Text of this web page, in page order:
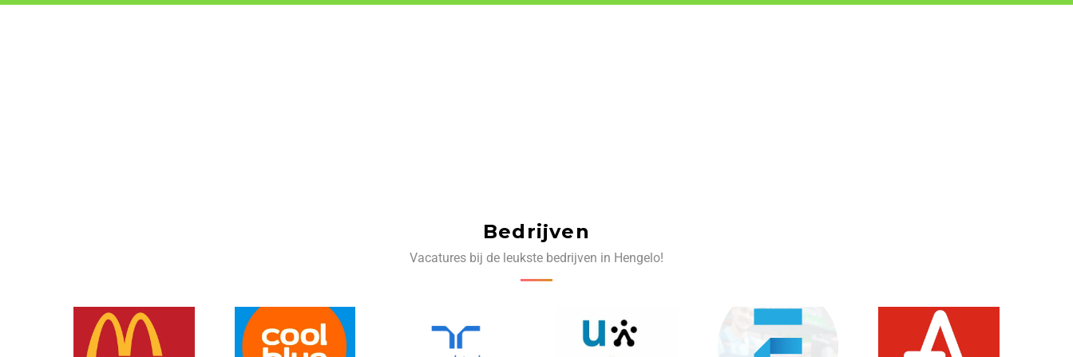
Bedrijven
Vacatures bij de leukste bedrijven in Hengelo!